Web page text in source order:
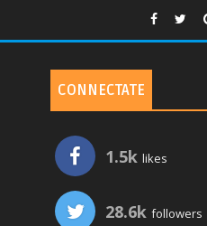
CONNECTATE
1.5k likes
28.6k followers